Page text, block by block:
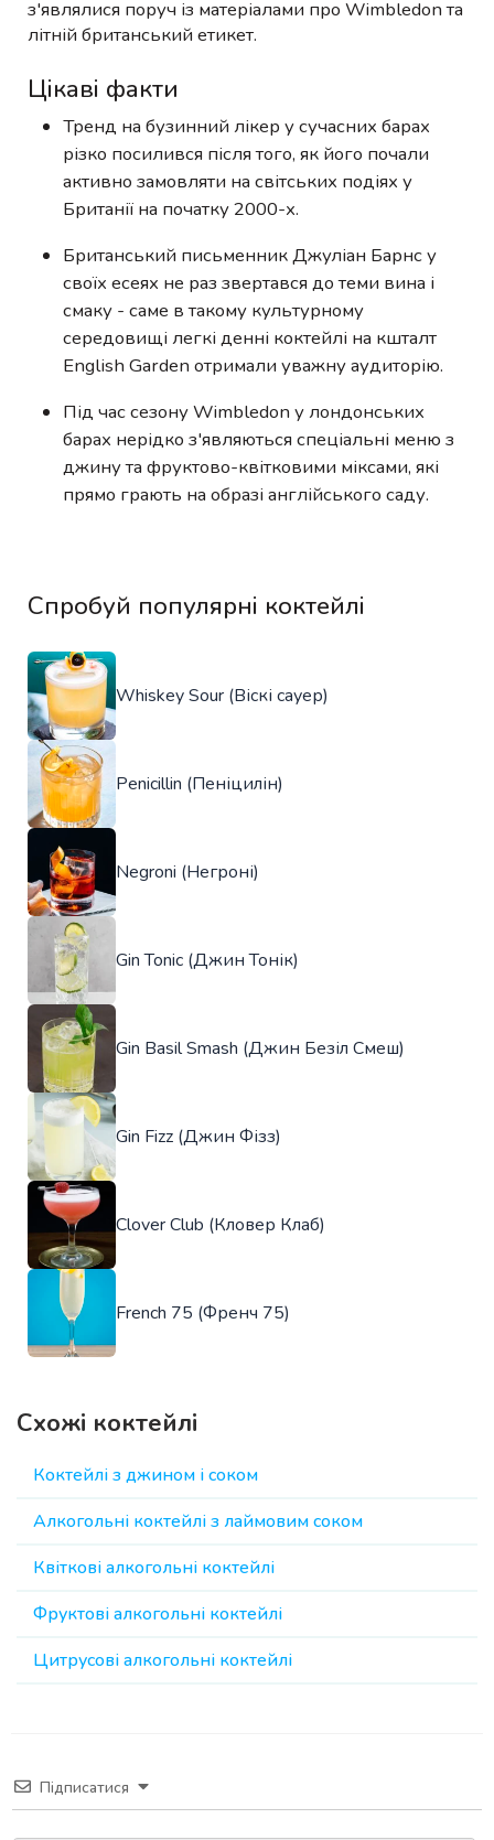
з'являлися поруч із матеріалами про Wimbledon та
літній британський етикет.
Цікаві факти
Тренд на бузинний лікер у сучасних барах
різко посилився після того, як його почали
активно замовляти на світських подіях у
Британії на початку 2000-х.
Британський письменник Джуліан Барнс у
своїх есеях не раз звертався до теми вина і
смаку - саме в такому культурному
середовищі легкі денні коктейлі на кшталт
English Garden отримали уважну аудиторію.
Під час сезону Wimbledon у лондонських
барах нерідко з'являються спеціальні меню з
джину та фруктово-квітковими міксами, які
прямо грають на образі англійського саду.
Спробуй популярні коктейлі
Whiskey Sour (Віскі сауер)
Penicillin (Пеніцилін)
Negroni (Негроні)
Gin Tonic (Джин Тонік)
Gin Basil Smash (Джин Безіл Смеш)
Gin Fizz (Джин Фізз)
Clover Club (Кловер Клаб)
French 75 (Френч 75)
Схожі коктейлі
Коктейлі з джином і соком
Алкогольні коктейлі з лаймовим соком
Квіткові алкогольні коктейлі
Фруктові алкогольні коктейлі
Цитрусові алкогольні коктейлі
Підписатися